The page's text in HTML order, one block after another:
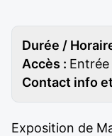
Durée /
Accès :
Contact info
Exposition de